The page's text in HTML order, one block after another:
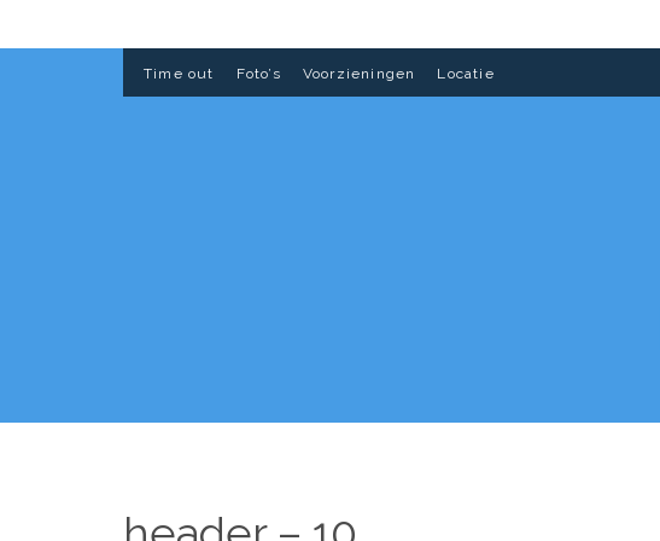
Time out Foto’s Voorzieningen Locatie